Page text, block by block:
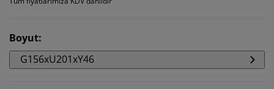
Boyut:
G156xU201xY46